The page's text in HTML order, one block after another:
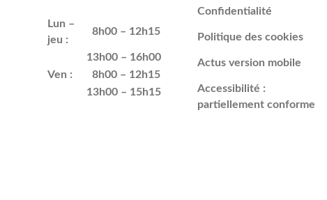
Lun –
jeu :
8h00 – 12h15
13h00 – 16h00
Ven :
8h00 – 12h15
13h00 – 15h15
Confidentialité
Politique des cookies
Actus version mobile
Accessibilité :
partiellement conforme